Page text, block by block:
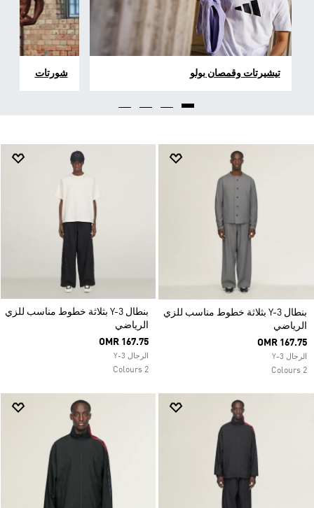
تيشيرتات وقمصان بولو شورتات
بنطال Y-3 بثلاثة خطوط مناسب للزي
الرياضي
OMR 167.75
الرجال Y-3
2 Colours
بنطال Y-3 بثلاثة خطوط مناسب للزي
الرياضي
OMR 167.75
الرجال Y-3
2 Colours